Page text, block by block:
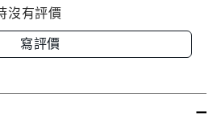
沒有評價
寫評價